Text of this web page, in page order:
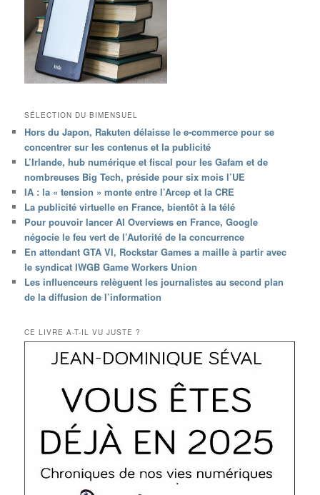
SÉLECTION DU BIMENSUEL
Hors du Japon, Rakuten délaisse le e-commerce pour se
concentrer sur les contenus et la publicité
L’Irlande, hub numérique et fiscal pour les Gafam et de
nombreuses Big Tech, préside pour six mois l’UE
IA : la « tension » monte entre l’Arcep et la CRE
La publicité virtuelle en France, bientôt à la télé
Pour pouvoir lancer AI Overviews en France, Google
négocie le feu vert de l’Autorité de la concurrence
En attendant GTA VI, Rockstar Games a maille à partir avec
le syndicat IWGB Game Workers Union
Les influenceurs relèguent les journalistes au second plan
de la diffusion de l’information
CE LIVRE A-T-IL VU JUSTE ?